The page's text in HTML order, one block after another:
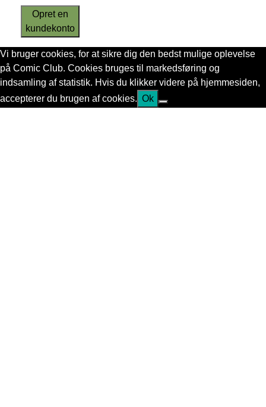
Opret en
kundekonto
Vi bruger cookies, for at sikre dig den bedst mulige oplevelse
på Comic Club. Cookies bruges til markedsføring og
indsamling af statistik. Hvis du klikker videre på hjemmesiden,
accepterer du brugen af cookies. Ok